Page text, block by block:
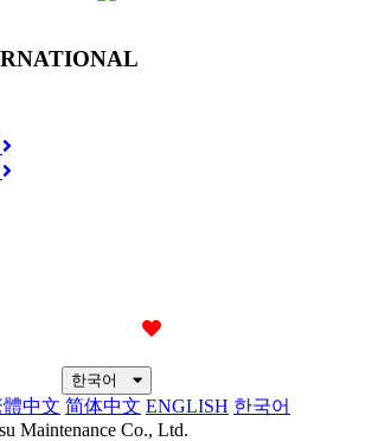
한국어
中文 简体中文 ENGLISH 한국어
Maintenance Co., Ltd.